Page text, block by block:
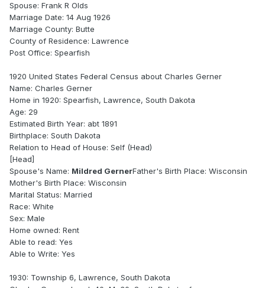
Spouse: Frank R Olds
Marriage Date: 14 Aug 1926
Marriage County: Butte
County of Residence: Lawrence
Post Office: Spearfish
1920 United States Federal Census about Charles Gerner
Name: Charles Gerner
Home in 1920: Spearfish, Lawrence, South Dakota
Age: 29
Estimated Birth Year: abt 1891
Birthplace: South Dakota
Relation to Head of House: Self (Head)
[Head]
Spouse's Name: Mildred GernerFather's Birth Place: Wisconsin
Mother's Birth Place: Wisconsin
Marital Status: Married
Race: White
Sex: Male
Home owned: Rent
Able to read: Yes
Able to Write: Yes
1930: Township 6, Lawrence, South Dakota